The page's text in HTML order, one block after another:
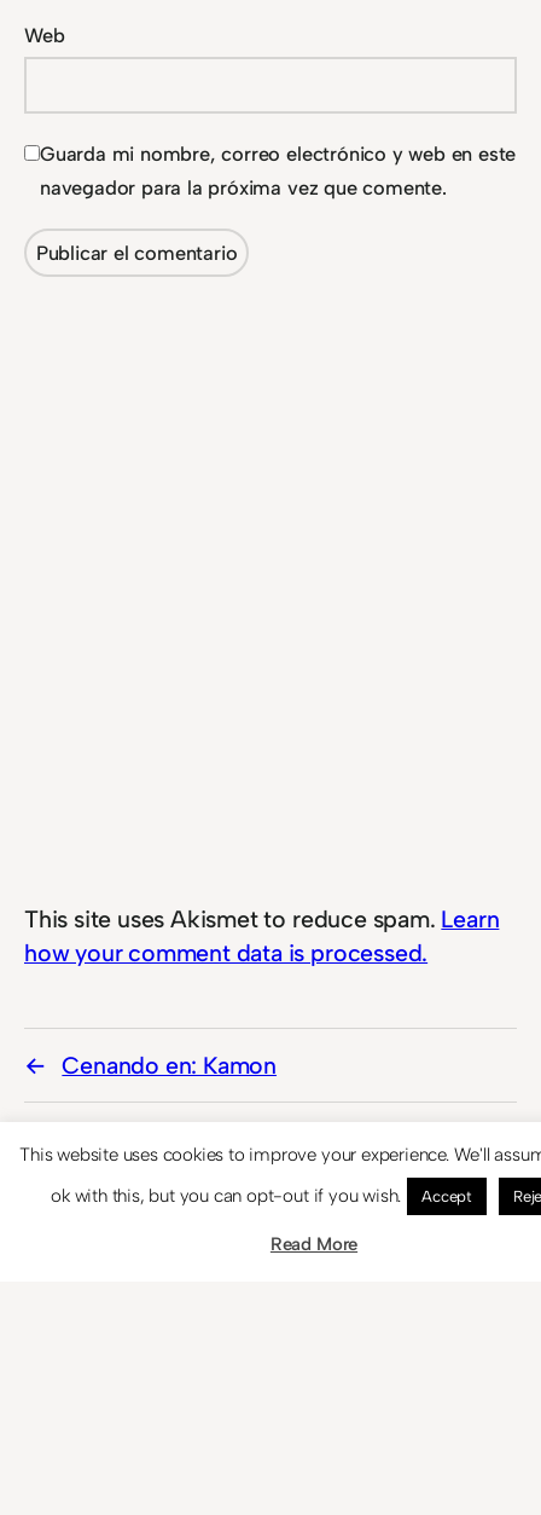
Web
Guarda mi nombre, correo electrónico y web en este
navegador para la próxima vez que comente.
This site uses Akismet to reduce spam. Learn
how your comment data is processed.
Cenando en: Kamon
This website uses cookies to improve your experience. We'll
ok with this, but you can opt-out if you wish.
Accept
Read More